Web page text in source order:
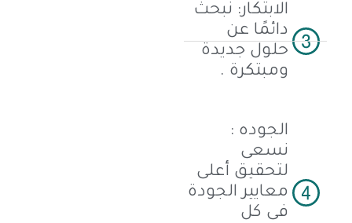
الابتكار: نبحث
دائمًا عن
حلول جديدة
ومبتكرة .
الجوده :
نسعى
لتحقيق أعلى
معايير الجودة
فى كل